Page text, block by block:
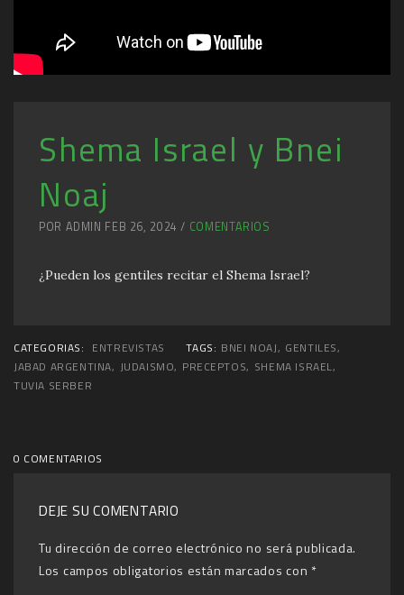
Shema Israel y Bnei
Noaj
POR ADMIN FEB 26, 2024 / COMENTARIOS
¿Pueden los gentiles recitar el Shema Israel?
CATEGORIAS: ENTREVISTAS TAGS: BNEI NOAJ, GENTILES,
JABAD ARGENTINA, JUDAISMO, PRECEPTOS, SHEMA ISRAEL,
TUVIA SERBER
0 COMENTARIOS
DEJE SU COMENTARIO
Tu dirección de correo electrónico no será publicada.
Los campos obligatorios están marcados con *